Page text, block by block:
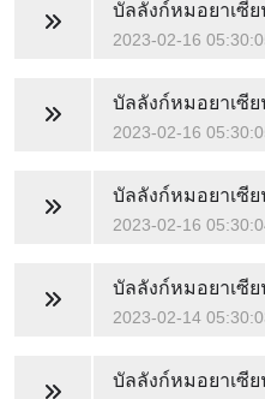
บัลลังก์หมอยาเซีย
2023-02-16
บัลลังก์หมอยาเซีย
2023-02-16
บัลลังก์หมอยาเซีย
2023-02-16
บัลลังก์หมอยาเซีย
2023-02-14
บัลลังก์หมอยาเซีย